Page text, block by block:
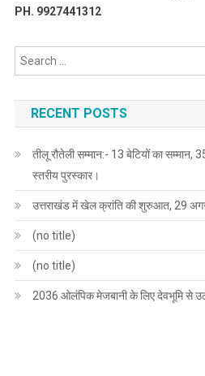
PH. 9927441312
RECENT POSTS
तीलू रौतेली सम्मान:- 13 बेटियों का सम्मान,
स्तरीय पुरस्कार।
उत्तराखंड में खेल क्रांति की शुरुआत, 29
(no title)
(no title)
2036 ओलंपिक मेजबानी के लिए देवभूमि से